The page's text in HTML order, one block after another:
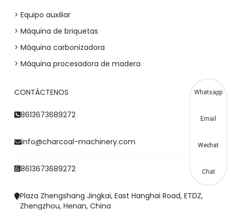
> Equipo auxiliar
> Máquina de briquetas
> Máquina carbonizadora
> Máquina procesadora de madera
CONTÁCTENOS
8613673689272
info@charcoal-machinery.com
8613673689272
Plaza Zhengshang Jingkai, East Hanghai Road, ETDZ,
Zhengzhou, Henan, China
Whatsapp
Email
Wechat
Chat